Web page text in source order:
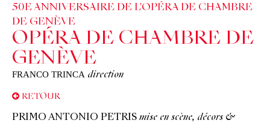
50E ANNIVERSAIRE DE L'OPÉRA DE CHAMBRE
DE GENÈVE
OPÉRA DE CHAMBRE DE
GENÈVE
FRANCO TRINCA direction
RETOUR
PRIMO ANTONIO PETRIS mise en scène, décors &